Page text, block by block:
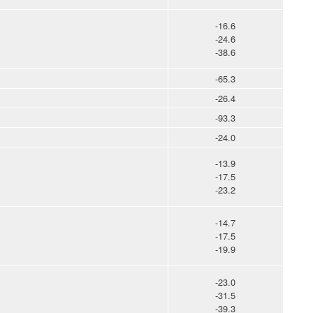
-16.6
-24.6
-38.6
-65.3
-26.4
-93.3
-24.0
-13.9
-17.5
-23.2
-14.7
-17.5
-19.9
-23.0
-31.5
-39.3